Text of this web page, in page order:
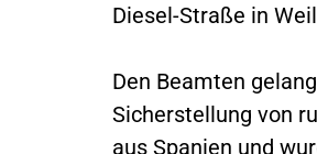
Diesel-Straße in
Den Beamten
Sicherstellung von
aus Spanien und